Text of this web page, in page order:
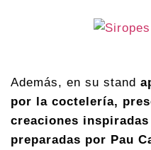
Además, en su stand
por la coctelería,
creaciones
preparadas por Pau